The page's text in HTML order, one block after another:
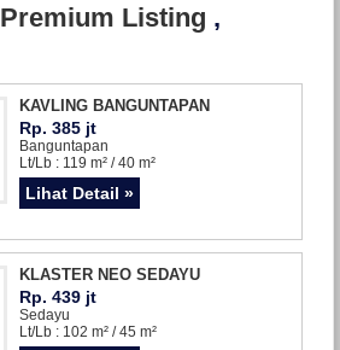
Premium Listing ,
KAVLING BANGUNTAPAN
Rp. 385 jt
Banguntapan
Lt/Lb : 119 m² / 40 m²
Lihat Detail »
KLASTER NEO SEDAYU
Rp. 439 jt
Sedayu
Lt/Lb : 102 m² / 45 m²